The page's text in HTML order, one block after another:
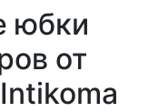
юбки
от